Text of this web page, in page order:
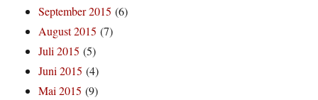
September 2015 (6)
August 2015 (7)
Juli 2015 (5)
Juni 2015 (4)
Mai 2015 (9)